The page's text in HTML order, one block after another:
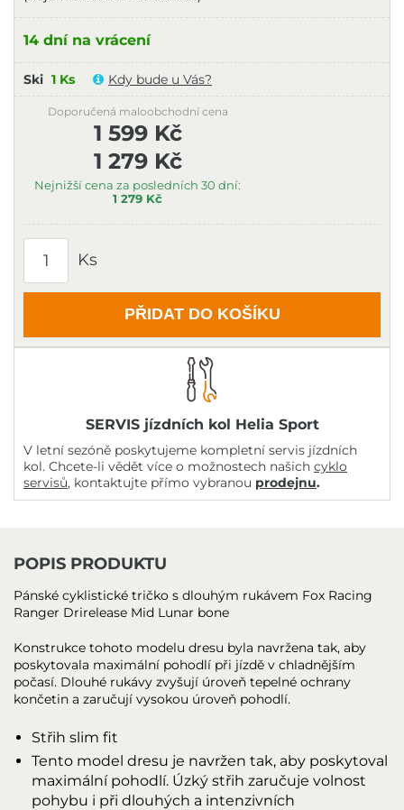
14 dní na vrácení
Ski 1 Ks Kdy bude u Vás?
1 279 Kč
Nejnižší cena za posledních 30 dní:
1 279 Kč
Doporučená maloobchodní cena
1 599 Kč
Ks
PŘIDAT DO KOŠÍKU
SERVIS jízdních kol Helia Sport
V letní sezóně poskytujeme kompletní servis jízdních
kol. Chcete-li vědět více o možnostech našich cyklo
servisů, kontaktujte přímo vybranou prodejnu.
POPIS PRODUKTU
Pánské cyklistické tričko s dlouhým rukávem Fox Racing
Ranger Drirelease Mid Lunar bone
Konstrukce tohoto modelu dresu byla navržena tak, aby
poskytovala maximální pohodlí při jízdě v chladnějším
počasí. Dlouhé rukávy zvyšují úroveň tepelné ochrany
končetin a zaručují vysokou úroveň pohodlí.
Střih slim fit
Tento model dresu je navržen tak, aby poskytoval
maximální pohodlí. Úzký střih zaručuje volnost
pohybu i při dlouhých a intenzivních